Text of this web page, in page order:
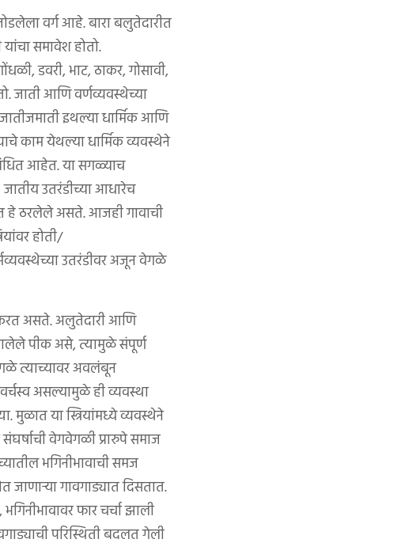
वर्ग आहे. बारा बलुतेदारीत
यांचा समावेश होतो.
डवरी, भाट, ठाकर, गोसावी,
जाती आणि वर्णव्यवस्थेच्या
इथल्या धार्मिक आणि
काम येथल्या धार्मिक व्यवस्थेने
आहेत. या सगळ्याच
जातीय उतरंडीच्या आधारेच
हे ठरलेले असते. आजही गावाची
होती/
उतरंडीवर अजून वेगळे
करत असते. अलुतेदारी आणि
पीक असे, त्यामुळे संपूर्ण
त्याच्यावर अवलंबून
असल्यामुळे ही व्यवस्था
मुळात या स्त्रियांमध्ये व्यवस्थेने
वेगवेगळी प्रारुपे समाज
भगिनीभावाची समज
गावगाड्यात दिसतात.
फार चर्चा झाली
परिस्थिती बदलत गेली